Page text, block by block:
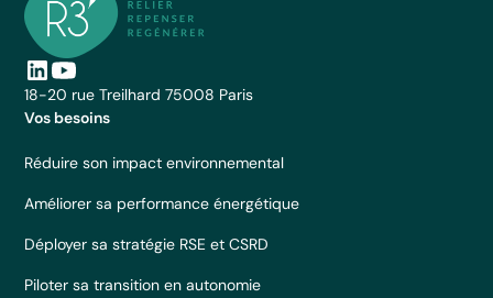
18-20 rue Treilhard 75008 Paris
Vos besoins
Réduire son impact environnemental
Améliorer sa performance énergétique
Déployer sa stratégie RSE et CSRD
Piloter sa transition en autonomie